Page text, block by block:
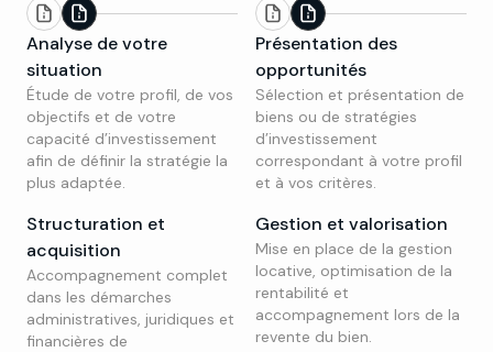
Analyse de votre
situation
Étude de votre profil, de vos
objectifs et de votre
capacité d’investissement
afin de définir la stratégie la
plus adaptée.
Présentation des
opportunités
Sélection et présentation de
biens ou de stratégies
d’investissement
correspondant à votre profil
et à vos critères.
Structuration et
acquisition
Accompagnement complet
dans les démarches
administratives, juridiques et
financières de
Gestion et valorisation
Mise en place de la gestion
locative, optimisation de la
rentabilité et
accompagnement lors de la
revente du bien.